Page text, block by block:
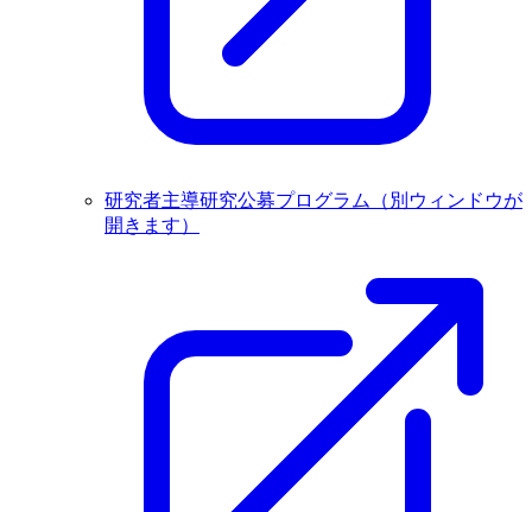
研究者主導研究公募プログラム
（別ウィンドウが
開きます）